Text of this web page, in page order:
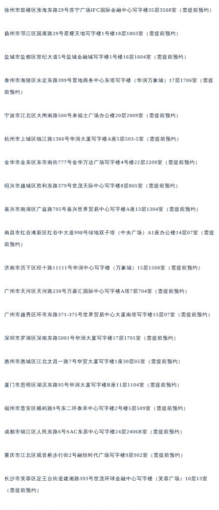
徐州市鼓楼区淮海东路29号苏宁广场IFC国际金融中心写字楼35层3508室（需提前预约）
扬州市邗江区国展路29号星耀天地写字楼1号楼18层1803室（需提前预约）
盐城市盐都区世纪大道5号盐城金融城写字楼1号楼16层1604室（需提前预约）
泰州市海陵区永定东路399号置地商务中心东塔写字楼（华润万象城）17层1706室（需提
前预约）
宁波市江北区大闸南路500号来福士广场办公楼20层2009室（需提前预约）
杭州市上城区钱江路1366号华润大厦写字楼A座5层503-5室（需提前预约）
金华市金东区东市南街777号金华万达广场写字楼4号楼22层2209室（需提前预约）
绍兴市越城区胜利东路379号世茂天际中心写字楼8层805室（需提前预约）
嘉兴市南湖区广益路705号嘉兴世界贸易中心写字楼A座13层1304室（需提前预约）
南昌市红谷滩新区红谷中大道998号绿地双子塔（中央广场）A1座办公楼14层07室（需提
前预约）
济南市历下区经十路11111号华润中心写字楼（万象城）15层1508室（需提前预约）
广州市天河区天河路230号万菱汇国际中心写字楼A塔7层704室（需提前预约）
广州市越秀区环市东路371-375号世界贸易中心大厦南塔写字楼15层07室（需提前预约）
深圳市罗湖区深南东路5001号华润大厦写字楼17层1701室（需提前预约）
惠州市惠城区江北文昌一路7号华贸大厦写字楼1座30层05室（需提前预约）
厦门市思明区湖滨东路95号华润大厦写字楼B座11层1104室（需提前预约）
福州市晋安区横屿路9号东二环泰禾中心写字楼2号楼5层509室（需提前预约）
成都市锦江区人民东路6号SAC东原中心写字楼24层2406B室（需提前预约）
重庆市江北区观音桥步行街2号融恒时代广场写字楼9层902室（需提前预约）
长沙市芙蓉区定王台街道建湘路393号世茂环球金融中心写字楼（芙蓉广场）10层13室
（需提前预约）